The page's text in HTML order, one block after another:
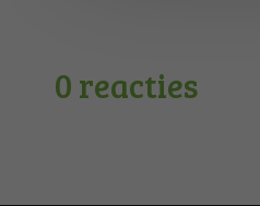
0 reacties